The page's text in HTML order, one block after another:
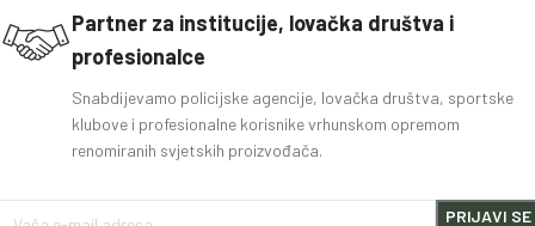
Partner za institucije, lovačka društva i
profesionalce
Snabdijevamo policijske agencije, lovačka društva, sportske
klubove i profesionalne korisnike vrhunskom opremom
renomiranih svjetskih proizvođača.